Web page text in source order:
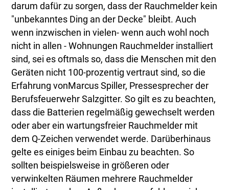
darum dafür zu sorgen, dass der Rauchmelder kein
"unbekanntes Ding an der Decke" bleibt. Auch
wenn inzwischen in vielen- wenn auch wohl noch
nicht in allen - Wohnungen Rauchmelder installiert
sind, sei es oftmals so, dass die Menschen mit den
Geräten nicht 100-prozentig vertraut sind, so die
Erfahrung vonMarcus Spiller, Pressesprecher der
Berufsfeuerwehr Salzgitter. So gilt es zu beachten,
dass die Batterien regelmäßig gewechselt werden
oder aber ein wartungsfreier Rauchmelder mit
dem Q-Zeichen verwendet werde. Darüberhinaus
gelte es einiges beim Einbau zu beachten. So
sollten beispielsweise in größeren oder
verwinkelten Räumen mehrere Rauchmelder